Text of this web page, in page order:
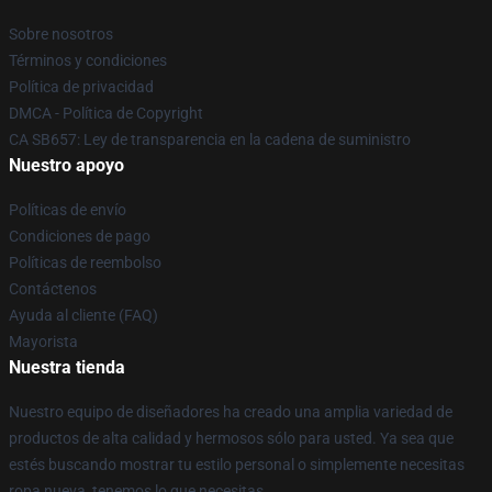
Sobre nosotros
Términos y condiciones
Política de privacidad
DMCA - Política de Copyright
CA SB657: Ley de transparencia en la cadena de suministro
Nuestro apoyo
Políticas de envío
Condiciones de pago
Políticas de reembolso
Contáctenos
Ayuda al cliente (FAQ)
Mayorista
Nuestra tienda
Nuestro equipo de diseñadores ha creado una amplia variedad de
productos de alta calidad y hermosos sólo para usted. Ya sea que
estés buscando mostrar tu estilo personal o simplemente necesitas